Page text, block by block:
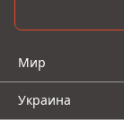
Мир
Украина